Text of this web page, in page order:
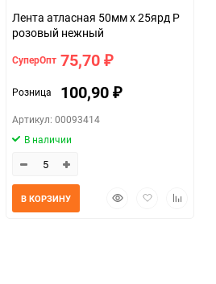
Лента атласная 50мм х 25ярд Р
розовый нежный
СуперОпт 75,70 ₽
Розница 100,90 ₽
Артикул: 00093414
В наличии
БыстрыйДобавить
В КОРЗИНУ